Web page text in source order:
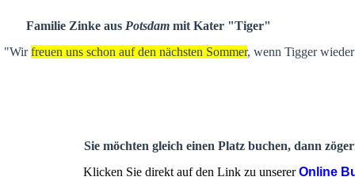
Familie Zinke aus Potsdam mit Kater "Tiger"
"Wirfreuen uns schon auf den nächsten Sommer, wenn Tigger
Sie möchten gleich einen Platz buchen, dann
Klicken Sie direkt auf den Link zu unsererOnline